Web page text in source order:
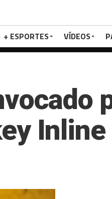
+ ESPORTES VÍDEOS
Inline